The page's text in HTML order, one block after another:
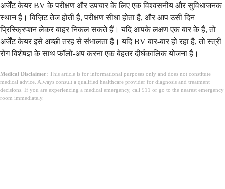
अर्जेंट केयर BV के परीक्षण और उपचार के लिए एक विश्वसनीय और सुविधाजनक
स्थान है। विज़िट तेज होती है, परीक्षण सीधा होता है, और आप उसी दिन
प्रिस्क्रिप्शन लेकर बाहर निकल सकते हैं। यदि आपके लक्षण एक बार के हैं, तो
अर्जेंट केयर इसे अच्छी तरह से संभालता है। यदि BV बार-बार हो रहा है, तो स्त्री
रोग विशेषज्ञ के साथ फॉलो-अप करना एक बेहतर दीर्घकालिक योजना है।
Medical Disclaimer: This article is for informational purposes only and does not constitute
medical advice. Always consult a qualified healthcare provider for diagnosis and treatment
decisions. If you are experiencing a medical emergency, call 911 or go to the nearest emergency
room immediately.